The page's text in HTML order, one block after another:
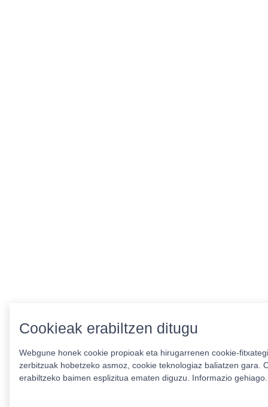
Cookieak erabiltzen ditugu
Webgune honek cookie propioak eta hirugarrenen cookie-
zerbitzuak hobetzeko asmoz, cookie teknologiaz baliatzen gara.
erabiltzeko baimen esplizitua ematen diguzu. Informazio gehiago.